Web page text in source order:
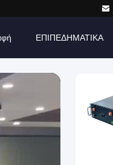
ΕΠΙΠΕΔΗΜΑΤΙΚΑ